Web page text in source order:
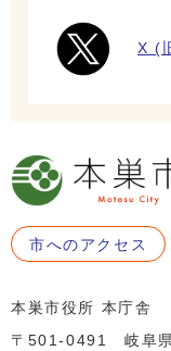
X (
市へのアクセス
本巣市役所 本庁舎
〒501-0491 岐阜